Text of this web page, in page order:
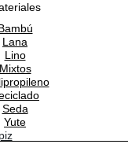
Lana
Lino
Mixtos
Seda
Yute